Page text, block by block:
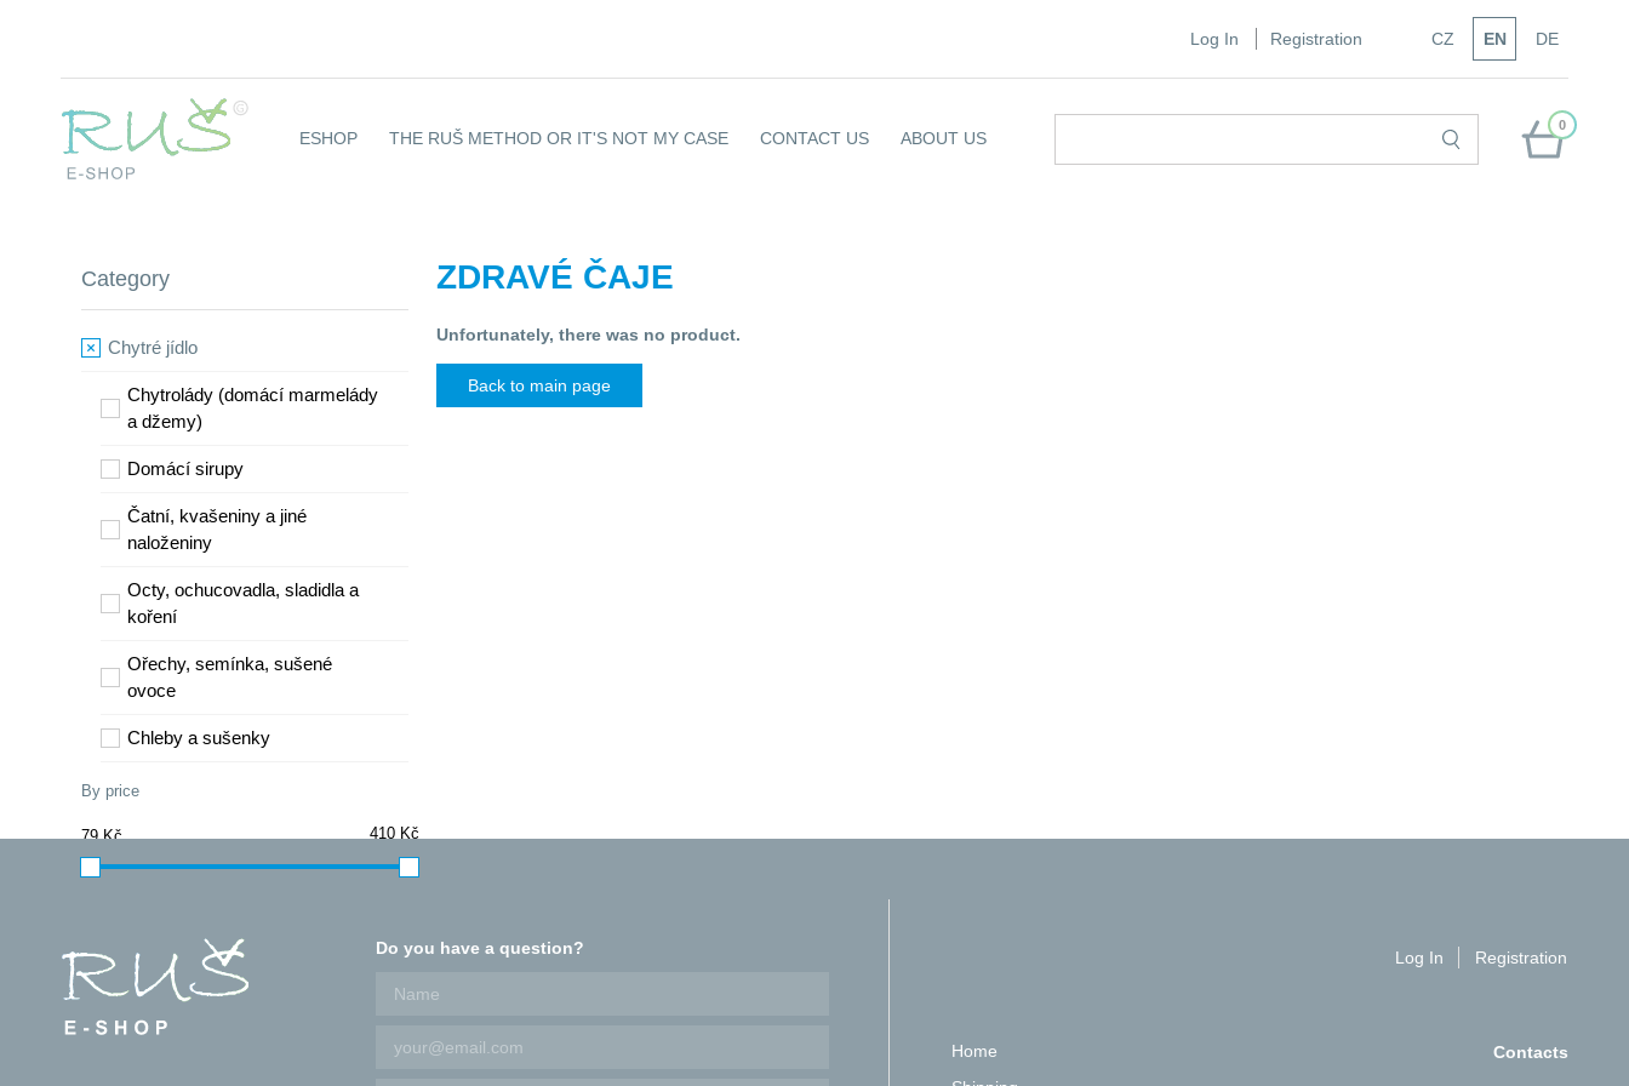
Log In Registration CZ EN DE
ESHOP THE RUŠ METHOD OR IT'S NOT MY CASE CONTACT US ABOUT US
0
ZDRAVÉ ČAJE
Category
Chytré jídlo
Chytrolády (domácí marmelády
a džemy)
​Domácí sirupy
Čatní, kvašeniny a jiné
naloženiny
Octy, ochucovadla, sladidla a
koření
Ořechy, semínka, sušené
ovoce
Chleby a sušenky
Zdravé mlsání slané
Řecké speciality
Zdravé čaje
By price
Unfortunately, there was no product.
Back to main page
Do you have a question? Log In Registration
Home
Contacts